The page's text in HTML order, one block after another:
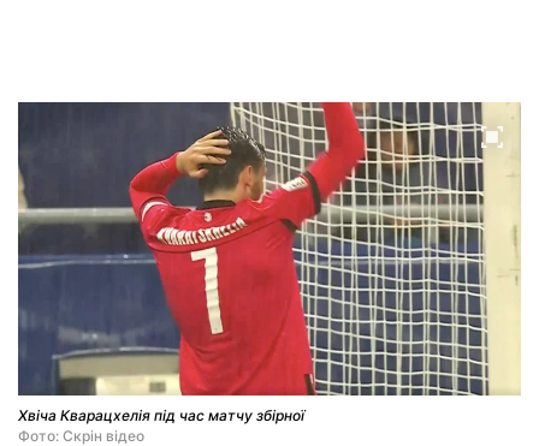
Хвіча Кварацхелія під час матчу збірної
Фото: Скрін відео